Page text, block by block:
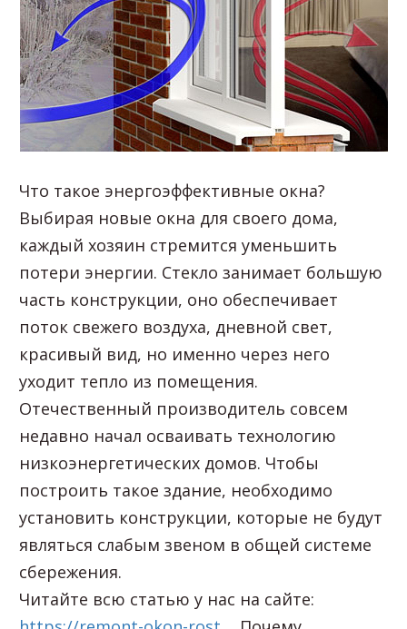
Что такое энергоэффективные окна?
Выбирая новые окна для своего дома,
каждый хозяин стремится уменьшить
потери энергии. Стекло занимает большую
часть конструкции, оно обеспечивает
поток свежего воздуха, дневной свет,
красивый вид, но именно через него
уходит тепло из помещения.
Отечественный производитель совсем
недавно начал осваивать технологию
низкоэнергетических домов. Чтобы
построить такое здание, необходимо
установить конструкции, которые не будут
являться слабым звеном в общей системе
сбережения.
Читайте всю статью у нас на сайте: